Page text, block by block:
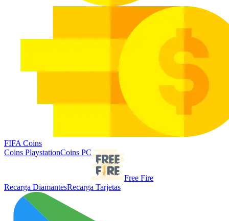
FIFA Coins
Coins PlaystationCoins PC
Free Fire
Recarga DiamantesRecarga Tarjetas